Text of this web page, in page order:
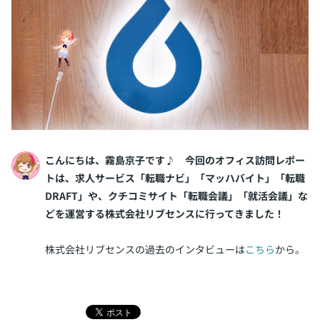
法人向けプラン
学校向けプラン
契約内容・クーポン
こんにちは、霧島京子です♪ 今回のオフィス訪問レポー
トは、求人サービス「転職ナビ」「マッハバイト」「転職
DRAFT」や、クチコミサイト「転職会議」「就活会議」な
どを運営する株式会社リブセンスに行ってきました！
株式会社リブセンスの過去のインタビューはこちらから。